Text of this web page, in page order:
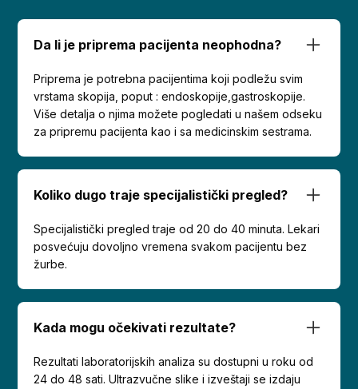
Da li je priprema pacijenta neophodna?
Priprema je potrebna pacijentima koji podležu svim
vrstama skopija, poput : endoskopije,gastroskopije.
Više detalja o njima možete pogledati u našem odseku
za pripremu pacijenta kao i sa medicinskim sestrama.
Koliko dugo traje specijalistički pregled?
Specijalistički pregled traje od 20 do 40 minuta. Lekari
posvećuju dovoljno vremena svakom pacijentu bez
žurbe.
Kada mogu očekivati rezultate?
Rezultati laboratorijskih analiza su dostupni u roku od
24 do 48 sati. Ultrazvučne slike i izveštaji se izdaju